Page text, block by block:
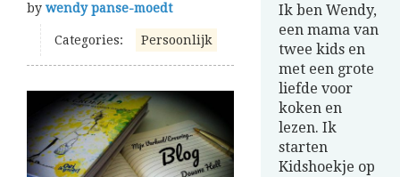
by wendy panse-moedt
Categories: Persoonlijk
Ik ben Wendy,
een mama van
twee kids en
met een grote
liefde voor
koken en
lezen. Ik
starten
Kidshoekje op